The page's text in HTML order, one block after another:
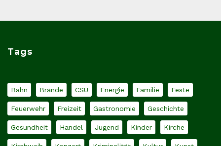
Tags
Bahn Brände CSU Energie Familie Feste
Feuerwehr Freizeit Gastronomie Geschichte
Gesundheit Handel Jugend Kinder Kirche